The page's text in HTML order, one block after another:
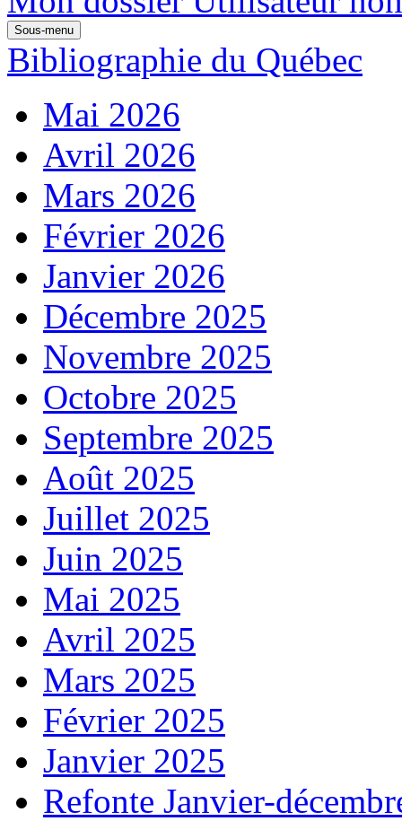
Sous-menu
Bibliographie du Québec
Mai 2026
Avril 2026
Mars 2026
Février 2026
Janvier 2026
Décembre 2025
Novembre 2025
Octobre 2025
Septembre 2025
Août 2025
Juillet 2025
Juin 2025
Mai 2025
Avril 2025
Mars 2025
Février 2025
Janvier 2025
Refonte Janvier-